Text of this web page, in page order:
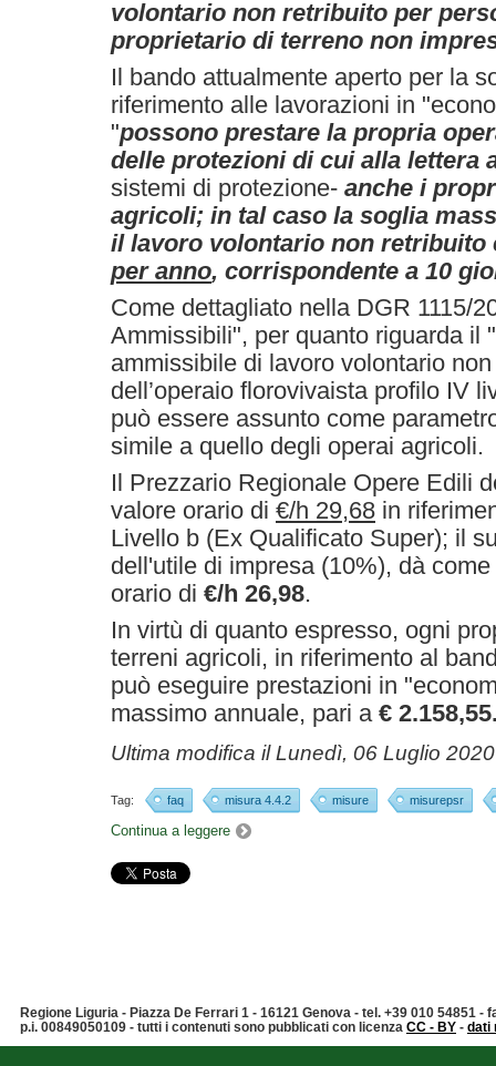
volontario non retribuito per
proprietario di terreno non
Il bando attualmente aperto per la
riferimento alle lavorazioni in
"possono prestare la propria
delle protezioni di cui alla lettera
sistemi di protezione- anche i
agricoli; in tal caso la soglia
il lavoro volontario non retribuito
per anno, corrispondente a 10
Come dettagliato nella DGR 1115/
Ammissibili", per quanto riguarda il
ammissibile di lavoro volontario
dell’operaio florovivaista profilo IV
può essere assunto come
simile a quello degli operai agricoli.
Il Prezzario Regionale Opere Edili
valore orario di €/h 29,68 in
Livello b (Ex Qualificato Super); il
dell'utile di impresa (10%), dà
orario di €/h 26,98.
In virtù di quanto espresso, ogni
terreni agricoli, in riferimento al
può eseguire prestazioni in
massimo annuale, pari a €
Ultima modifica ilLunedì, 06 Luglio 2020
Tag: faq misura 4.4.2 misure misurepsr
Continua a leggere
Regione Liguria - Piazza De Ferrari 1 - 16121 Genova - tel. +39 010 54851 -
p.i. 00849050109 - tutti i contenuti sono pubblicati con licenza CC - BY - dati